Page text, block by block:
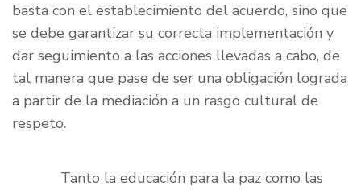
basta con el establecimiento del acuerdo, sino que
se debe garantizar su correcta implementación y
dar seguimiento a las acciones llevadas a cabo, de
tal manera que pase de ser una obligación lograda
a partir de la mediación a un rasgo cultural de
respeto.
Tanto la educación para la paz como las